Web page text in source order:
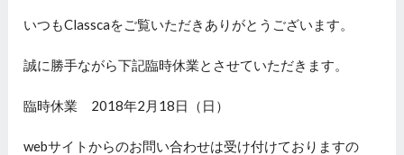
いつもClasscaをご覧いただきありがとうございます。
誠に勝手ながら下記臨時休業とさせていただきます。
臨時休業 2018年2月18日（日）
webサイトからのお問い合わせは受け付けておりますの